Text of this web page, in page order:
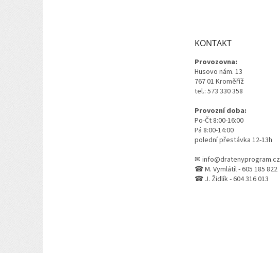
KONTAKT
Provozovna:
Husovo nám. 13
767 01 Kroměříž
tel.: 573 330 358
Provozní doba:
Po-Čt 8:00-16:00
Pá 8:00-14:00
polední přestávka 12-13h
✉ info@dratenyprogram.cz
☎ M. Vymlátil - 605 185 822
☎ J. Židlík - 604 316 013